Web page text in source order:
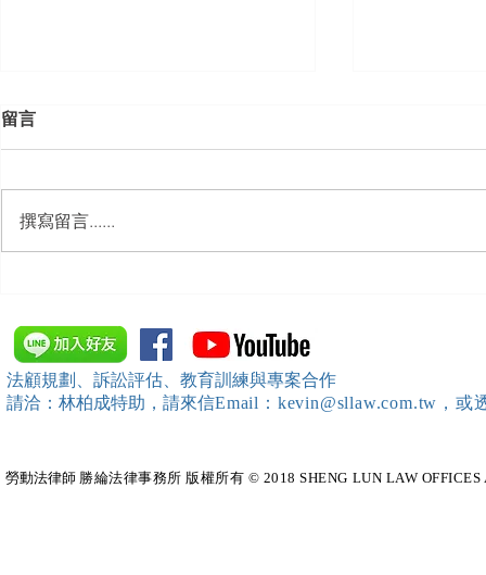
訓練）課程，邀請本所所長 邱
靖棠律師 擔任講師
留言
撰寫留言......
法顧規劃、訴訟評估、教育訓練與專案合作
請洽：林柏成特助 ，請來信Email：kevin@sllaw.com.tw，
勞動法律師​ 勝綸法律事務所 版權所有 © 2018 SHENG LUN LAW